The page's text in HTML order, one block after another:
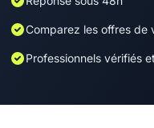
Comparez les offres de
Professionnels vérifiés